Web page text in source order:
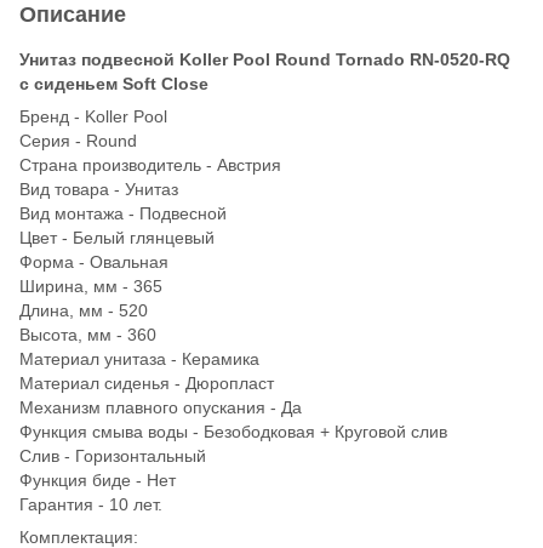
Описание
Унитаз подвесной Koller Pool Round Tornado RN-0520-RQ
с сиденьем Soft Close
Бренд - Koller Pool
Серия - Round
Страна производитель - Австрия
​Вид товара - Унитаз
Вид монтажа - Подвесной
Цвет - Белый глянцевый
Форма - Овальная
Ширина, мм - 365
Длина, мм - 520
Высота, мм - 360
Материал унитаза - Керамика
Материал сиденья - Дюропласт
Механизм плавного опускания - Да
Функция смыва воды - Безободковая + Круговой слив
Слив - Горизонтальный
Функция биде - Нет
Гарантия - 10 лет.
Комплектация: